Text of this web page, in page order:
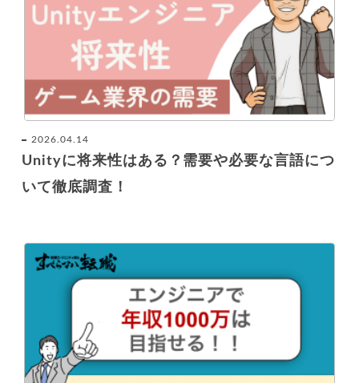
2026.04.14
Unityに将来性はある？需要や必要な言語につ
いて徹底調査！